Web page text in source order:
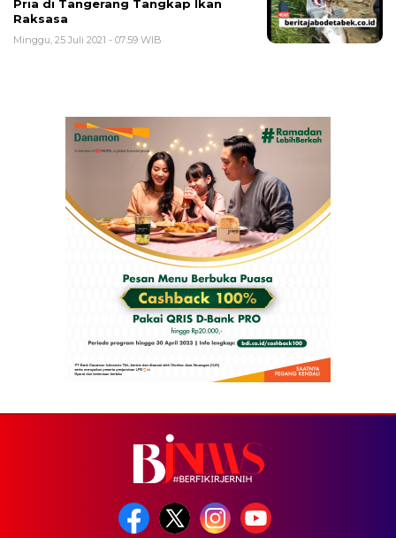
Pria di Tangerang Tangkap Ikan
Raksasa
Minggu, 25 Juli 2021 - 07:59 WIB